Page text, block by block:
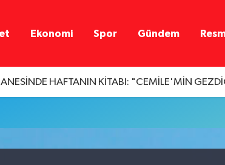
Ekonomi Spor Gündem
HAFTANIN KİTABI: "CEMİLE'MİN